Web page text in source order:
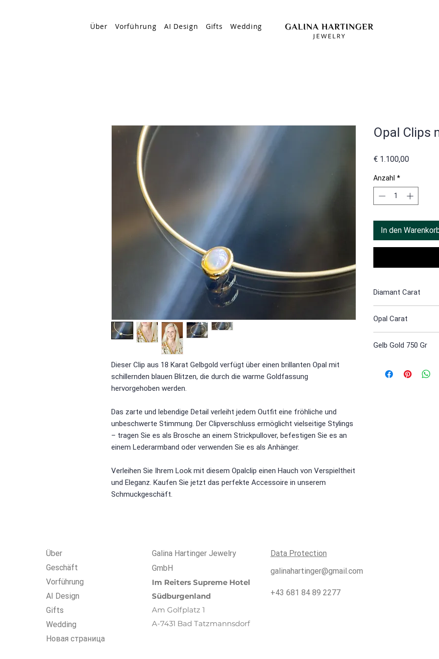
Über Vorführung AI Design Gifts Wedding
Dieser Clip aus 18 Karat Gelbgold verfügt über einen brillanten Opal mit
schillernden blauen Blitzen, die durch die warme Goldfassung
hervorgehoben werden.
Das zarte und lebendige Detail verleiht jedem Outfit eine fröhliche und
unbeschwerte Stimmung. Der Clipverschluss ermöglicht vielseitige Stylings
– tragen Sie es als Brosche an einem Strickpullover, befestigen Sie es an
einem Lederarmband oder verwenden Sie es als Anhänger.
Verleihen Sie Ihrem Look mit diesem Opalclip einen Hauch von Verspieltheit
und Eleganz. Kaufen Sie jetzt das perfekte Accessoire in unserem
Schmuckgeschäft.
Opal Clips
€ 1.100,00Preis
Anzahl *
In den
Diamant Carat
Opal Carat
Gelb Gold 750 Gr
Über
Geschäft
Vorführung
AI Design
Gifts
Wedding
Новая страница
Galina Hartinger Jewelry
GmbH
Im Reiters Supreme Hotel
Südburgenland
Am Golfplatz 1
A-7431 Bad Tatzmannsdorf
Data Protection
galinahartinger@gmail.com
+43 681 84 89 2277